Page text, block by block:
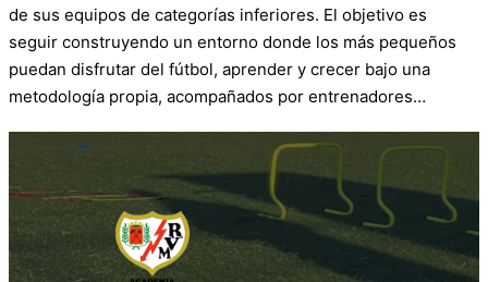
de sus equipos de categorías inferiores. El objetivo es
seguir construyendo un entorno donde los más pequeños
puedan disfrutar del fútbol, aprender y crecer bajo una
metodología propia, acompañados por entrenadores…